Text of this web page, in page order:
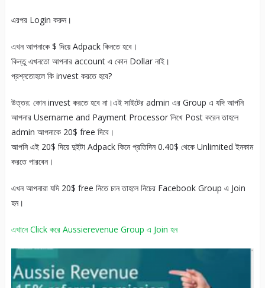
এরপর Login করুন।
এখন আপনাকে $ দিয়ে Adpack কিনতে হবে।
কিন্তু এখনতো আপনার account এ কোন Dollar নাই।
প্রশ্ন:তাহলে কি invest করতে হবে?
উত্তর: কোন invest করতে হবে না।এই সাইটের admin এর Group এ যদি আপনি
আপনার Username and Payment Processor লিখে Post করেন তাহলে
admin আপনাকে 20$ free দিবে।
আপনি এই 20$ দিয়ে দুইটা Adpack কিনে প্রতিদিন 0.40$ থেকে Unlimited ইনকাম
করতে পারবেন।
এখন আপনারা যদি 20$ free নিতে চান তাহলে নিচের Facebook Group এ Join
হন।
এখানে Click করে Aussierevenue Group এ Join হন